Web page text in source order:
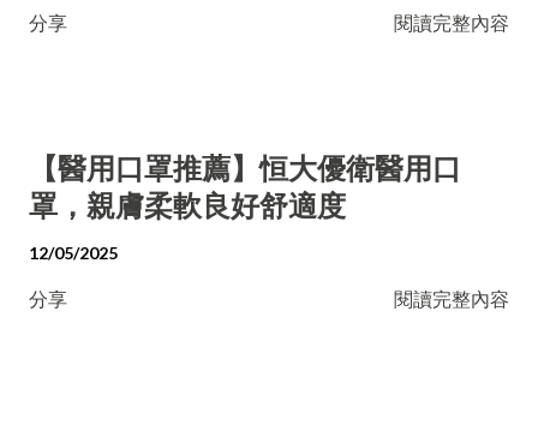
分享 閱讀完整內容
【醫用口罩推薦】恒大優衛醫用口
罩，親膚柔軟良好舒適度
12/05/2025
分享 閱讀完整內容